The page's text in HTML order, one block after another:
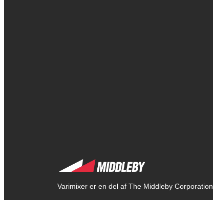
Varimixer er en del af The Middleby Corporation